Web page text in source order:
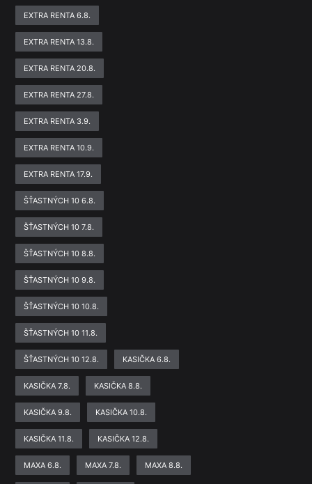
EXTRA RENTA 6.8.
EXTRA RENTA 13.8.
EXTRA RENTA 20.8.
EXTRA RENTA 27.8.
EXTRA RENTA 3.9.
EXTRA RENTA 10.9.
EXTRA RENTA 17.9.
ŠŤASTNÝCH 10 6.8.
ŠŤASTNÝCH 10 7.8.
ŠŤASTNÝCH 10 8.8.
ŠŤASTNÝCH 10 9.8.
ŠŤASTNÝCH 10 10.8.
ŠŤASTNÝCH 10 11.8.
ŠŤASTNÝCH 10 12.8. KASIČKA 6.8.
KASIČKA 7.8. KASIČKA 8.8.
KASIČKA 9.8. KASIČKA 10.8.
KASIČKA 11.8. KASIČKA 12.8.
MAXA 6.8. MAXA 7.8. MAXA 8.8.